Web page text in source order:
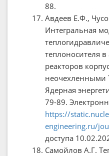
88.
Авдеев Е.Ф.,
Интегральная
теплоносителя
реакторов
неочехленными
Ядерная
79-89.
https://
engineering.ru/
доступа
Самойлов А.Г.